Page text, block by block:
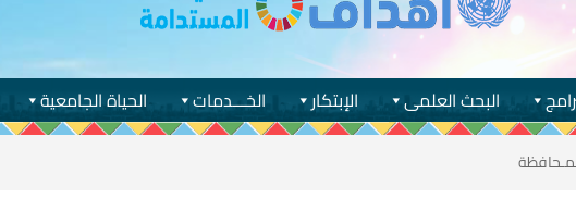
الحياة الجامعية الخـــدمات الإبتكار البحث العلمى